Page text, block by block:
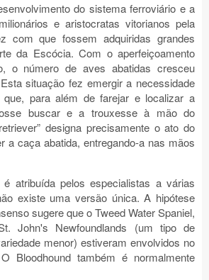
do sistema ferroviário e a
e aristocratas vitorianos pela
com que fossem adquiridas grandes
da Escócia. Com o aperfeiçoamento
o número de aves abatidas cresceu
situação fez emergir a necessidade
para além de farejar e localizar a
buscar e a trouxesse à mão do
designa precisamente o ato do
a caça abatida, entregando-a nas mãos
atribuída pelos especialistas a várias
existe uma versão única. A hipótese
sugere que o Tweed Water Spaniel,
John's Newfoundlands (um tipo de
menor) estiveram envolvidos no
Bloodhound também é normalmente